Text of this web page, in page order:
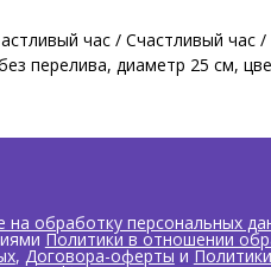
час / Счастливый час /
перелива, диаметр 25 см,
на обработку персональных
Политики в отношении
, Договора-оферты и Политики